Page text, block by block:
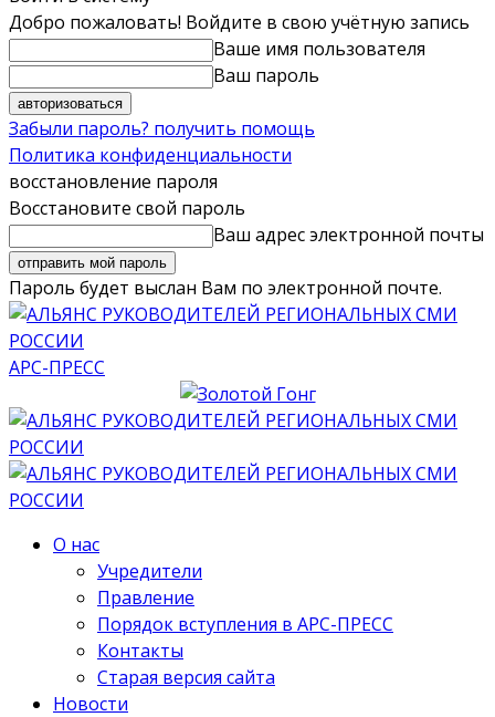
Добро пожаловать! Войдите в свою учётную запись
Ваше имя пользователя
Ваш пароль
Забыли пароль? получить помощь
Политика конфиденциальности
восстановление пароля
Восстановите свой пароль
Ваш адрес электронной почты
Пароль будет выслан Вам по электронной почте.
АРС-ПРЕСС
О нас
Учредители
Правление
Порядок вступления в АРС-ПРЕСС
Контакты
Старая версия сайта
Новости